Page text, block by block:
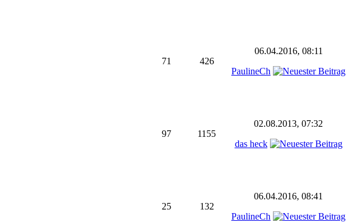
71 426
06.04.2016, 08:11
PaulineCh
97 1155
02.08.2013, 07:32
das heck
25 132
06.04.2016, 08:41
PaulineCh